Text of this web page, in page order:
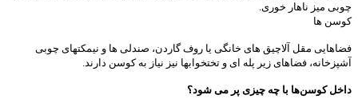
چوبی میز ناهار خوری.
کوسن ها
فضاهایی مقل آلاچیق های خانگی یا روف گاردن، صندلی ها و نیمکتهای چوبی
آشپزخانه، فضاهای زیر پله ای و تختخوابها نیز نیاز به کوسن دارند.
داخل کوسن‌ها با چه چیزی پر می شود؟